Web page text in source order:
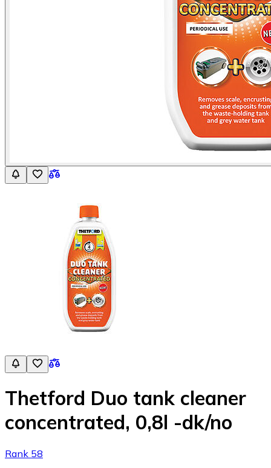
Thetford Duo tank cleaner
concentrated, 0,8l -dk/no
Rank 58